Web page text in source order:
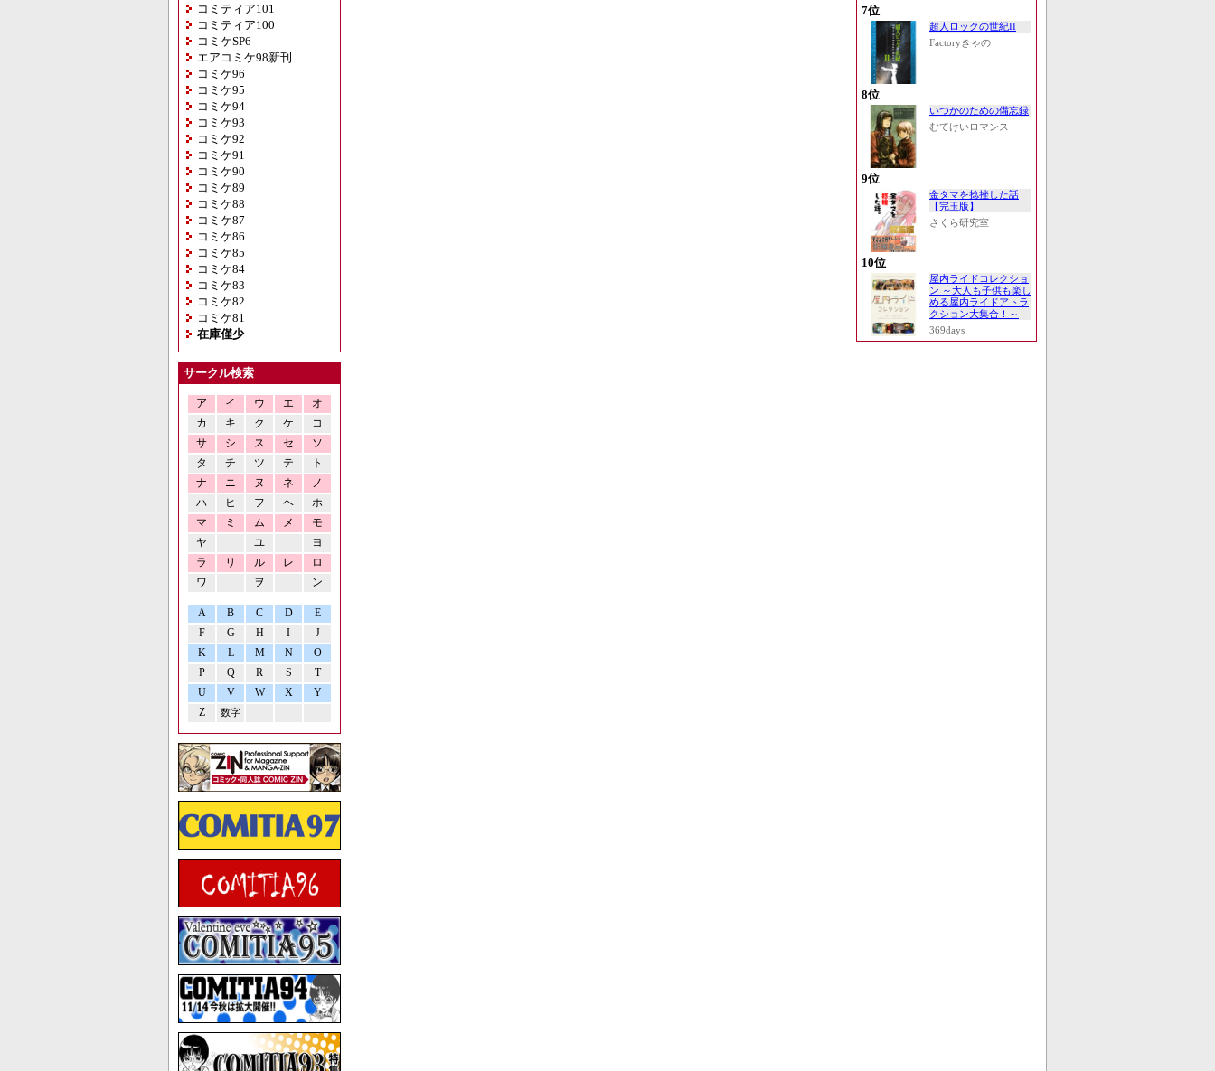
コミティア101
コミティア100
コミケSP6
エアコミケ98新刊
コミケ96
コミケ95
コミケ94
コミケ93
コミケ92
コミケ91
コミケ90
コミケ89
コミケ88
コミケ87
コミケ86
コミケ85
コミケ84
コミケ83
コミケ82
コミケ81
在庫僅少
サークル検索
ア イ ウ エ
オ
カ
キ ク ケ
コ
サ
シ ス セ
ソ
タ
チ ツ テ
ト
ナ
ニ ヌ ネ
ノ
ハ
ヒ フ ヘ
ホ
マ
ミ ム メ
モ
ヤ
ユ
ヨ
ラ
リ ル レ
ロ
ワ
ヲ ン
A B C D
E
F
G H I
J
K
L M N
O
P
Q R S
T
U
V W X
Y
Z
数字
7位
超人ロックの世紀II
Factoryきゃの
8位
いつかのための備忘録
むてけいロマンス
9位
金タマを捻挫した話
【完玉版】
さくら研究室
10位
屋内ライドコレクショ
ン ～大人も子供も楽し
める屋内ライドアトラ
クション大集合！～
369days